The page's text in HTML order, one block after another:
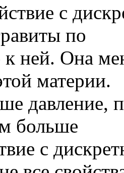
с
по
ней. Она
материи.
давление,
больше
с